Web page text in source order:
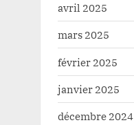
avril 2025
mars 2025
février 2025
janvier 2025
décembre 2024